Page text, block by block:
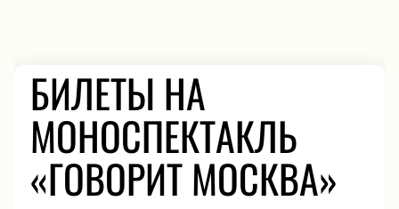
БИЛЕТЫ НА
МОНОСПЕКТАКЛЬ
«ГОВОРИТ МОСКВА»